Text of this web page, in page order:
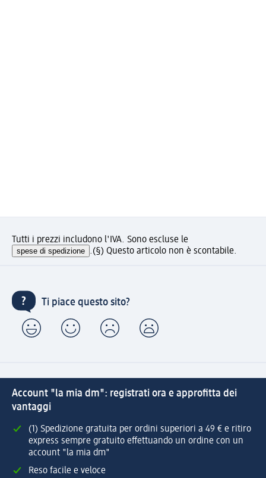
Tutti i prezzi includono l'IVA. Sono escluse le
spese di spedizione .(§) Questo articolo non è scontabile.
Ti piace questo sito?
Account "la mia dm": registrati ora e approfitta dei
vantaggi
(1) Spedizione gratuita per ordini superiori a 49 € e ritiro
express sempre gratuito effettuando un ordine con un
account "la mia dm"
Reso facile e veloce